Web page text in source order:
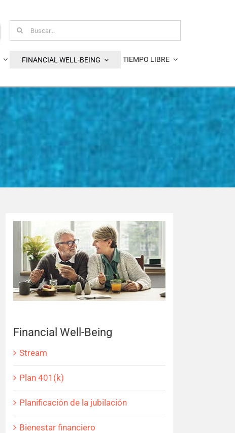
Busca:
FINANCIAL WELL-BEING TIEMPO LIBRE
Financial Well-Being
Stream
Plan 401(k)
Planificación de la jubilación
Bienestar financiero